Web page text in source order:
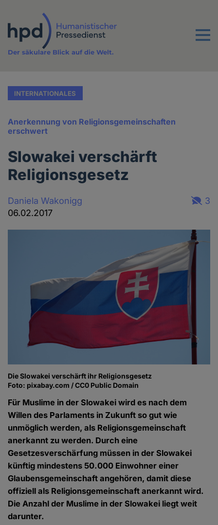
Inhalt
Menu
Der säkulare Blick auf die Welt.
INTERNATIONALES
Anerkennung von Religionsgemeinschaften
erschwert
Slowakei verschärft
Religionsgesetz
Daniela Wakonigg
06.02.2017
3
Die Slowakei verschärft ihr Religionsgesetz
Foto: pixabay.com / CC0 Public Domain
Für Muslime in der Slowakei wird es nach dem
Willen des Parlaments in Zukunft so gut wie
unmöglich werden, als Religionsgemeinschaft
anerkannt zu werden. Durch eine
Gesetzesverschärfung müssen in der Slowakei
künftig mindestens 50.000 Einwohner einer
Glaubensgemeinschaft angehören, damit diese
offiziell als Religionsgemeinschaft anerkannt wird.
Die Anzahl der Muslime in der Slowakei liegt weit
darunter.